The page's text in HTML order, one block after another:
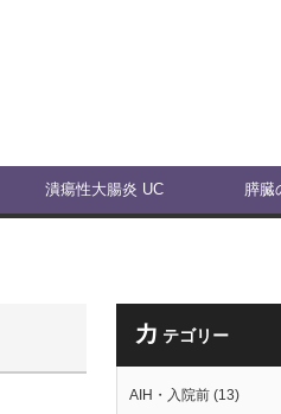
潰瘍性大腸炎 UC 膵臓
カ テゴリー
AIH・入院前 (13)